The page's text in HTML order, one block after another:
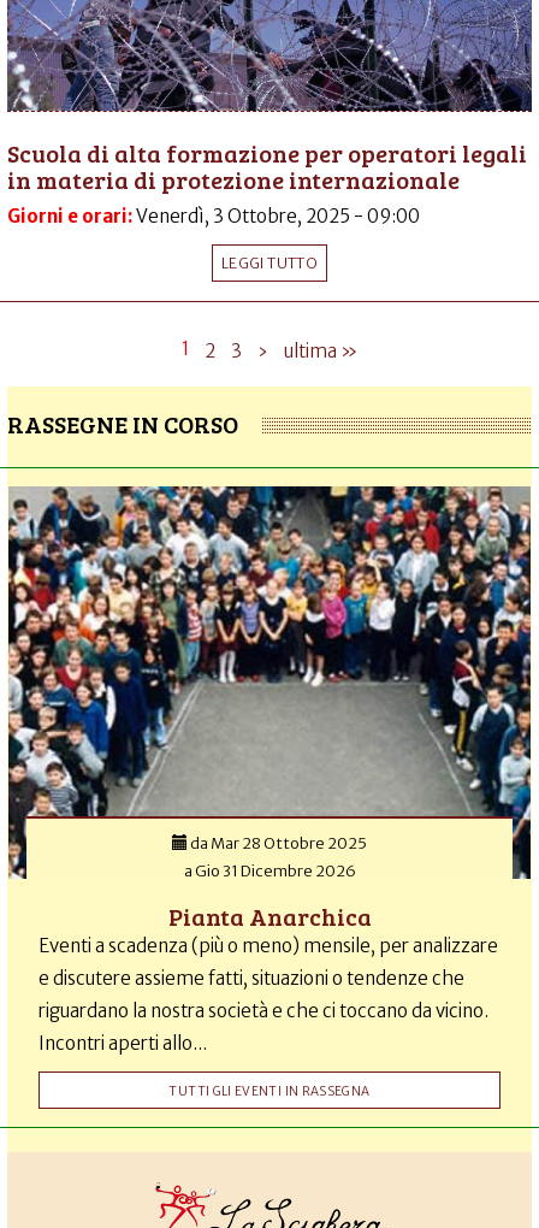
Scuola di alta formazione per operatori legali
in materia di protezione internazionale
Giorni e orari:Venerdì, 3 Ottobre, 2025 - 09:00
LEGGI TUTTO
1 2 3 › ultima »
RASSEGNE IN CORSO
da Mar 28 Ottobre 2025
aGio 31 Dicembre 2026
Pianta Anarchica
Eventi a scadenza (più o meno) mensile, per analizzare
e discutere assieme fatti, situazioni o tendenze che
riguardano la nostra società e che ci toccano da vicino.
Incontri aperti allo...
TUTTI GLI EVENTI IN RASSEGNA